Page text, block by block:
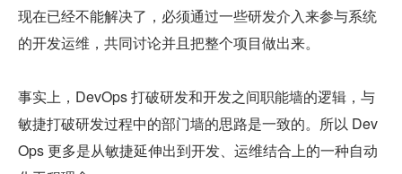
现在已经不能解决了，必须通过一些研发介入来参与系统
的开发运维，共同讨论并且把整个项目做出来。
事实上，DevOps 打破研发和开发之间职能墙的逻辑，与
敏捷打破研发过程中的部门墙的思路是一致的。所以 Dev
Ops 更多是从敏捷延伸出到开发、运维结合上的一种自动